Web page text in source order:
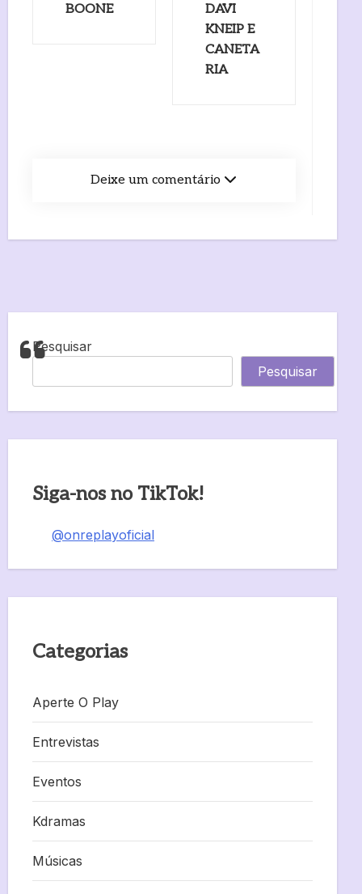
BOONE
DAVI
KNEIP E
CANETA
RIA
Deixe um comentário
Pesquisar
Pesquisar
Siga-nos no TikTok!
@onreplayoficial
Categorias
Aperte O Play
Entrevistas
Eventos
Kdramas
Músicas